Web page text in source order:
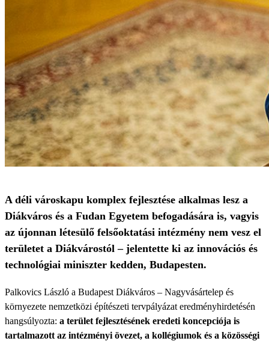
A déli városkapu komplex fejlesztése alkalmas lesz a
Diákváros és a Fudan Egyetem befogadására is, vagyis
az újonnan létesülő felsőoktatási intézmény nem vesz el
területet a Diákvárostól – jelentette ki az innovációs és
technológiai miniszter kedden, Budapesten.
Palkovics László a Budapest Diákváros – Nagyvásártelep és
környezete nemzetközi építészeti tervpályázat eredményhirdetésén
hangsúlyozta: a terület fejlesztésének eredeti koncepciója is
tartalmazott az intézményi övezet, a kollégiumok és a közösségi